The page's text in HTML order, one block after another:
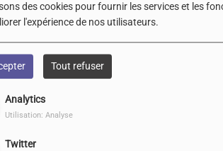
des cookies pour fournir les services et les
l'expérience de nos utilisateurs.
Tout refuser
Analytics
Utilisation: Analyse
Twitter
de Pineuilh (33) de 09h30 à 17h. Au
et une séance de dédicaces en la
de la Police Nationale et fondateur de la
permettra de découvrir la discipline dans